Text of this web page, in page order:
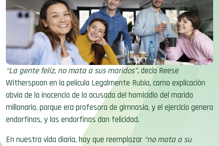
“La gente feliz, no mata a sus maridos”,decía Reese
Witherspoon en la película Legalmente Rubia, como explicación
obvia de la inocencia de la acusada del homicidio del marido
millonario, porque era profesora de gimnasia, y el ejercicio genera
endorfinas, y las endorfinas dan felicidad.
En nuestra vida diaria, hay que reemplazar “no mata a su